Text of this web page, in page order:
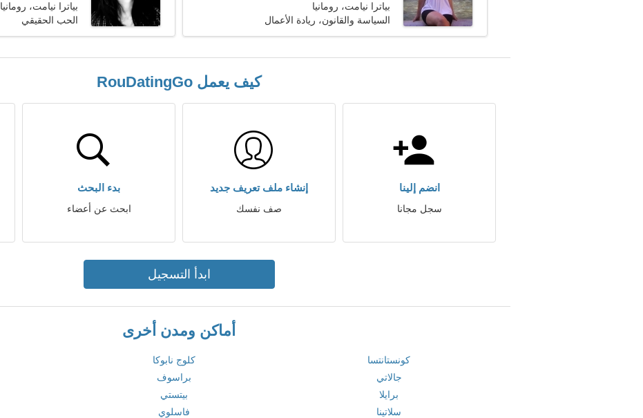
بياترا نيامت، رومانيا
السياسة والقانون، ريادة الأعمال
بياترا نيامت، رومانيا
الحب الحقيقي
كيف يعمل RouDatingGo
انضم إلينا
سجل مجانا
إنشاء ملف تعريف جديد
صف نفسك
بدء البحث
ابحث عن أعضاء
ابدأ التسجيل
أماكن ومدن أخرى
كونستانتسا كلوج نابوكا
جالاتي
براسوف
برايلا
بيتستي
سلاتينا
فاسلوي